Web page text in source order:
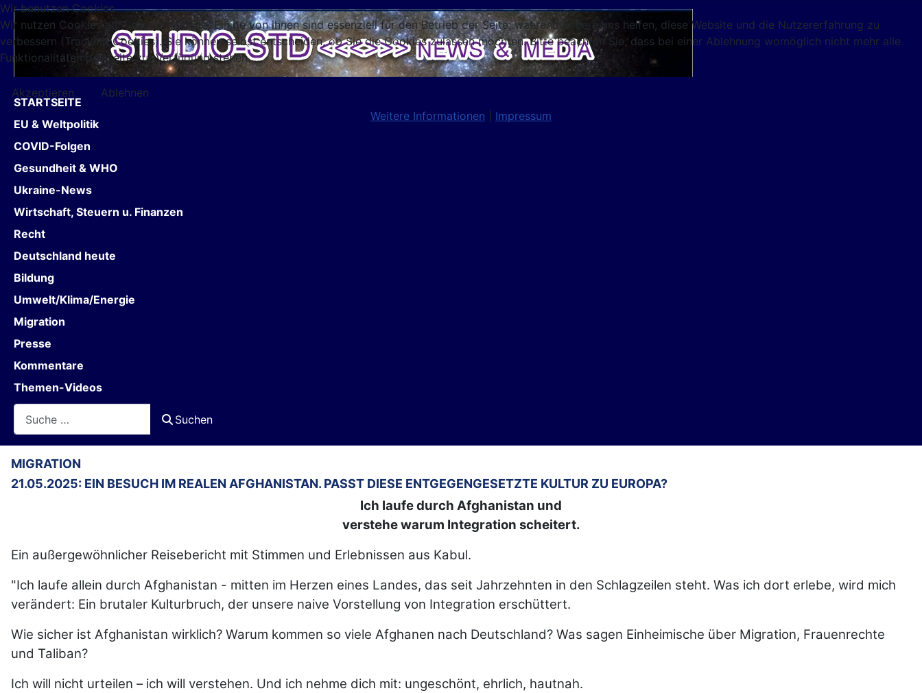
STARTSEITE
EU & Weltpolitik
COVID-Folgen
Gesundheit & WHO
Ukraine-News
Wirtschaft, Steuern u. Finanzen
Recht
Deutschland heute
Bildung
Umwelt/Klima/Energie
Migration
Presse
Kommentare
Themen-Videos
Suchen
MIGRATION
21.05.2025: EIN BESUCH IM REALEN AFGHANISTAN. PASST DIESE ENTGEGENGESETZTE KULTUR ZU EUROPA?
Ich laufe durch Afghanistan und
verstehe warum Integration scheitert.
Ein außergewöhnlicher Reisebericht mit Stimmen und Erlebnissen aus Kabul.
"Ich laufe allein durch Afghanistan - mitten im Herzen eines Landes, das seit Jahrzehnten in den Schlagzeilen steht. Was ich dort erlebe, wird mich
verändert: Ein brutaler Kulturbruch, der unsere naive Vorstellung von Integration erschüttert.
Wie sicher ist Afghanistan wirklich? Warum kommen so viele Afghanen nach Deutschland? Was sagen Einheimische über Migration, Frauenrechte
und Taliban?
Ich will nicht urteilen – ich will verstehen. Und ich nehme dich mit: ungeschönt, ehrlich, hautnah.
Wir benutzen Cookies
Wir nutzen Cookies auf unserer Website. Einige von ihnen sind essenziell für den Betrieb der Seite, während andere uns helfen, diese Website und die Nutzererfahrung zu
verbessern (Tracking Cookies). Sie können selbst entscheiden, ob Sie die Cookies zulassen möchten. Bitte beachten Sie, dass bei einer Ablehnung womöglich nicht mehr alle
Funktionalitäten der Seite zur Verfügung stehen.
Akzeptieren
Ablehnen
Weitere Informationen
Impressum